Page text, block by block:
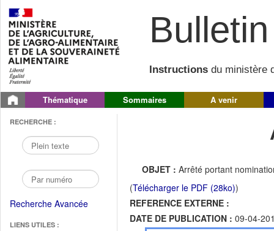
Instructions du ministère
Thématique Sommaires A venir
RECHERCHE :
Recherche Avancée
LIENS UTILES :
OBJET : Arrêté portant
(Télécharger le PDF (28ko))
REFERENCE EXTERNE :
DATE DE PUBLICATION : 09-04-